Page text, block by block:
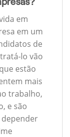
em
em um
de
lo vão
estão
mais
trabalho,
e são